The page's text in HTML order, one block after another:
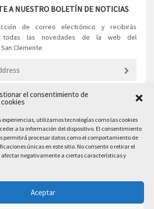
el consentimiento de
experiencias, utilizamos tecnologías como las cookies
a la información del dispositivo. El consentimiento
permitirá procesar datos como el comportamiento de
únicas en este sitio. No consentir o retirar el
negativamente a ciertas características y
Aceptar
A NUESTRO BOLETÍN DE NOTICIAS
de correo electrónico y recibirás
todas las novedades de la web del
Clemente
Cuenca
y Publicidad: